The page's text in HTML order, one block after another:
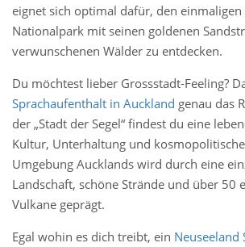
eignet sich optimal dafür, den einmaligen
Nationalpark mit seinen goldenen
verwunschenen Wälder zu entdecken.
Du möchtest lieber Grossstadt-Feeling?
Sprachaufenthalt in Auckland genau das
der „Stadt der Segel“ findest du eine
Kultur, Unterhaltung und
Umgebung Aucklands wird durch eine
Landschaft, schöne Strände und über 50
Vulkane geprägt.
Egal wohin es dich treibt, ein Neuseeland